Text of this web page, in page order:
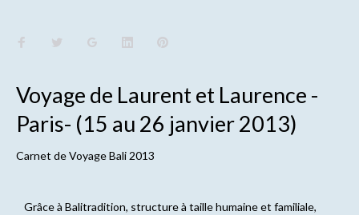
Voyage de Laurent et Laurence -
Paris- (15 au 26 janvier 2013)
Carnet deVoyage Bali 2013
Grâce à Balitradition, structure à taille humaine et familiale,